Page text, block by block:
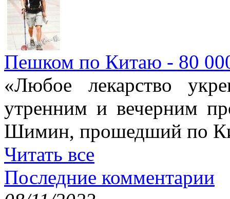
Пешком по Китаю - 80
«Любое лекарство
утренним и вечерним
Шимин, прошедший по
Читать все
Последние комментарии